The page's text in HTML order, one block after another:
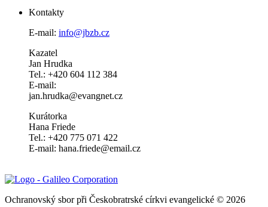
Kontakty
E-mail: info@jbzb.cz
Kazatel
Jan Hrudka
Tel.: +420 604 112 384
E-mail:
jan.hrudka@evangnet.cz
Kurátorka
Hana Friede
Tel.: +420 775 071 422
E-mail: hana.friede@email.cz
Ochranovský sbor při Českobratrské církvi evangelické © 2026